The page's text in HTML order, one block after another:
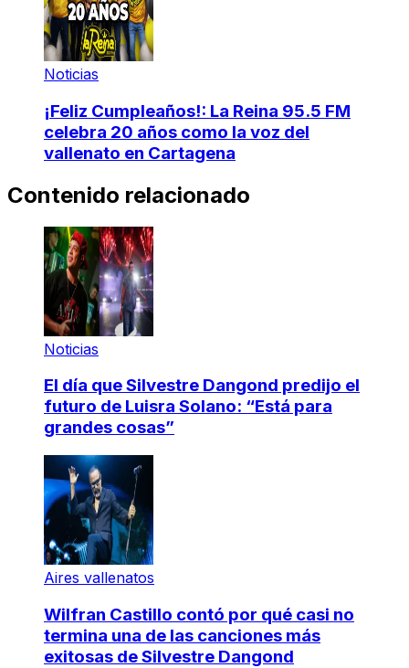
Noticias
¡Feliz Cumpleaños!: La Reina 95.5 FM
celebra 20 años como la voz del
vallenato en Cartagena
Contenido relacionado
Noticias
El día que Silvestre Dangond predijo el
futuro de Luisra Solano: “Está para
grandes cosas”
Aires vallenatos
Wilfran Castillo contó por qué casi no
termina una de las canciones más
exitosas de Silvestre Dangond